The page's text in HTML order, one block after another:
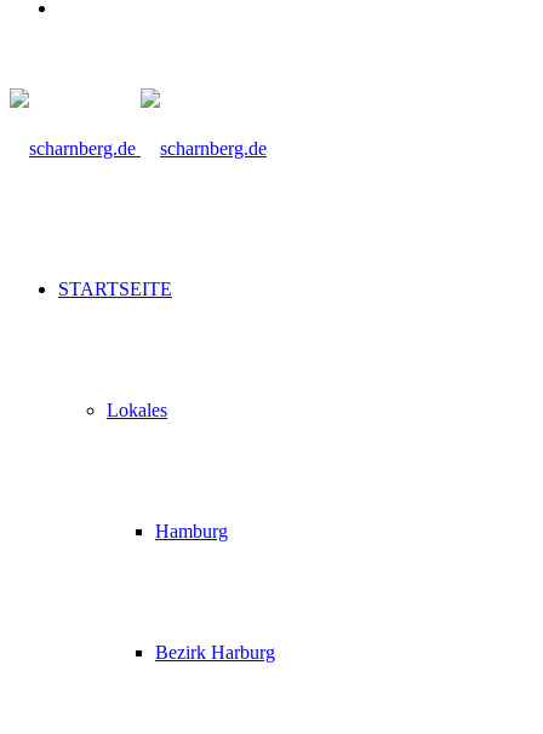
STARTSEITE
Lokales
Hamburg
Bezirk Harburg